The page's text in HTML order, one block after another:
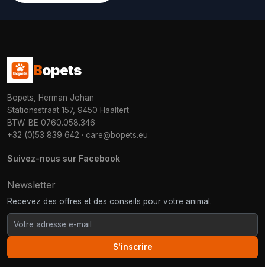
Bopets
Bopets, Herman Johan
Stationsstraat 157, 9450 Haaltert
BTW: BE 0760.058.346
+32 (0)53 839 642 · care@bopets.eu
Suivez-nous sur Facebook
Newsletter
Recevez des offres et des conseils pour votre animal.
S'inscrire